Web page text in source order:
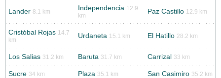
Lander 8.1 km Independencia 12.9
km
Paz Castillo 12.9 km
Cristóbal Rojas 14.7
km
Urdaneta 15.1 km El Hatillo 28.2 km
Los Salias 31.2 km Baruta 31.7 km Carrizal 33 km
Sucre 34 km Plaza 35.1 km San Casimiro 35.2 km